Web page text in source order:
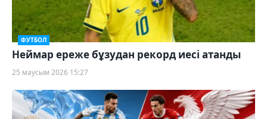
ФУТБОЛ
Неймар ереже бұзудан рекорд иесі атанды
25 маусым 2026 15:27